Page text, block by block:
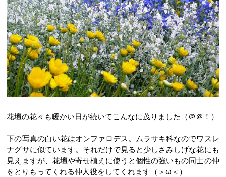
花壇の花々も暖かい日が続いてこんなに茂りました（＠＠！）
下の写真の白い花はオンファロデス。ムラサキ科なのでワスレ
ナグサに似ています。それだけで見ると少しさみしげな花にも
見えますが、花壇や寄せ植えに使うと個性の強いもの同士の仲
をとりもってくれる仲人役をしてくれます（＞ω＜）